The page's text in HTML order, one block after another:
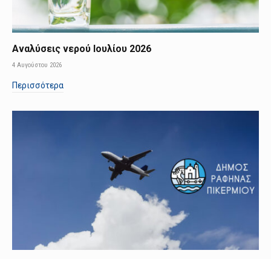
Αναλύσεις νερού Ιουλίου 2026
4 Αυγούστου 2026
Περισσότερα